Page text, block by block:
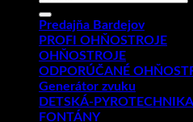
Predajňa Bardejov
PROFI OHŇOSTROJE
OHŇOSTROJE
ODPORÚČANÉ
Generátor zvuku
DETSKÁ-PYROTECHNIKA
FONTÁNY